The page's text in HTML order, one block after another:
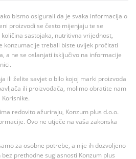
bismo osigurali da je svaka informacija o
proizvodi se često mijenjaju te se
sastojaka, nutritivna vrijednost,
konzumacije trebali biste uvijek pročitati
a ne se oslanjati isključivo na informacije
ili želite savjet o bilo kojoj marki proizvoda
ili proizvođača, molimo obratite nam
redovito ažuriraju, Konzum plus d.o.o.
Ovo ne utječe na vaša zakonska
za osobne potrebe, a nije ih dozvoljeno
prethodne suglasnosti Konzum plus